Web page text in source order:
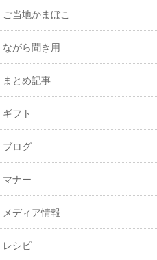
ご当地かまぼこ
ながら聞き用
まとめ記事
ギフト
ブログ
マナー
メディア情報
レシピ